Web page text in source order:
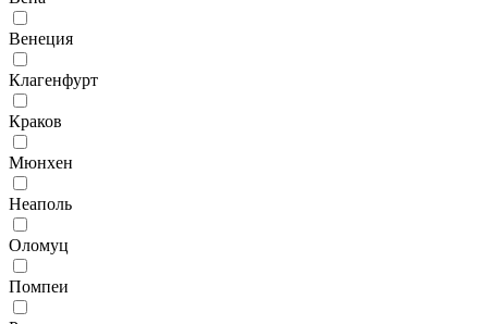
Венеция
Клагенфурт
Краков
Мюнхен
Неаполь
Оломуц
Помпеи